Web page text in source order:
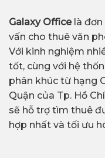
Galaxy Officelà đơn
vấn cho thuê văn
Với kinh nghiệm
tốt, cùng với hệ
phân khúc từ hạng
Quận của Tp. Hồ
sẽ hỗ trợ tìm thuê
hợp nhất và tối ưu